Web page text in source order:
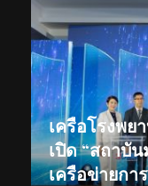
เครือโรงพย
เปิด “สถาบัน
เครือข่ายกา